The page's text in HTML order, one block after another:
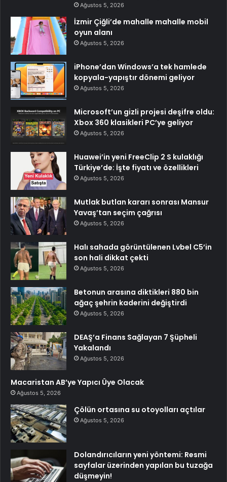
Ağustos 5, 2026
İzmir Çiğli’de mahalle mahalle mobil
oyun alanı
Ağustos 5, 2026
iPhone’dan Windows’a tek hamlede
kopyala-yapıştır dönemi geliyor
Ağustos 5, 2026
Microsoft’un gizli projesi deşifre oldu:
Xbox 360 klasikleri PC’ye geliyor
Ağustos 5, 2026
Huawei’in yeni FreeClip 2 S kulaklığı
Türkiye’de: İşte fiyatı ve özellikleri
Ağustos 5, 2026
Mutlak butlan kararı sonrası Mansur
Yavaş’tan seçim çağrısı
Ağustos 5, 2026
Halı sahada görüntülenen Lvbel C5’in
son hali dikkat çekti
Ağustos 5, 2026
Betonun arasına diktikleri 880 bin
ağaç şehrin kaderini değiştirdi
Ağustos 5, 2026
DEAŞ’a Finans Sağlayan 7 Şüpheli
Yakalandı
Ağustos 5, 2026
Macaristan AB’ye Yapıcı Üye Olacak
Ağustos 5, 2026
Çölün ortasına su otoyolları açtılar
Ağustos 5, 2026
Dolandırıcıların yeni yöntemi: Resmi
sayfalar üzerinden yapılan bu tuzağa
düşmeyin!